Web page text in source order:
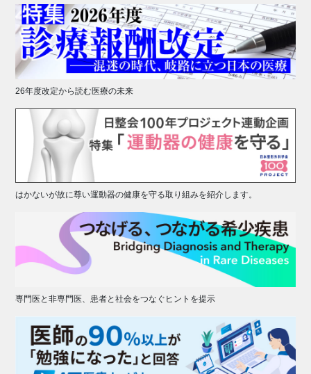
26年度改定から読む医療の未来
はかないが故に尊い運動器の健康を守る取り組みを紹介します。
専門医と非専門医、患者と社会をつなぐヒントを提示